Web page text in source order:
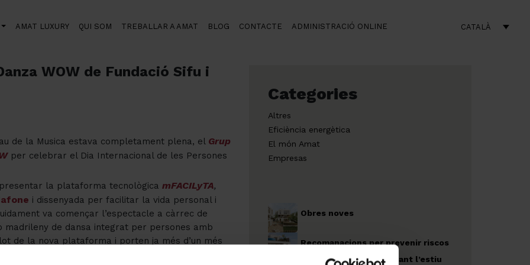
AMAT LUXURY QUI SOM TREBALLAR A AMAT BLOG CONTACTE ADMINISTRACIÓ ONLINE CATALÀ
WOW de Fundació Sifu i
de la Musica estava completament plena, el Grup
per celebrar el Dia Internacional de les Persones
la plataforma tecnològica mFACILyTA,
i dissenyada per facilitar la vida personal i
va començar l’espectacle a càrrec de
madrileny de dansa integrat per persones amb
de la nova plataforma i porten ja més d’un més
Danza WOW!
Categories
Altres
Eficiència energètica
El món Amat
Empresas
Obres noves
Recomanacions per prevenir riscos
en espais exteriors durant l’estiu